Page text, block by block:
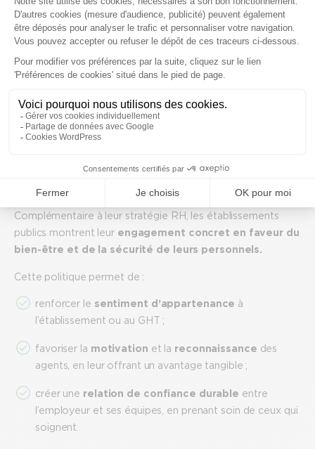
l’offre de soins, cette réforme représente également
l’opportunité de construire une culture commune des
personnels de l’hôpital public. Elle harmonise
notamment les couvertures sociales au sein des GHT
et favorise ainsi la mobilité en son sein.
Un levier de fidélisation efficace et
valorisante pour les agents
En intégrant une offre de Protection Sociale
Complémentaire à leur stratégie RH, les établissements
publics montrent leur engagement concret en faveur du
bien-être et de la sécurité de leurs personnels.
Cette politique permet de :
renforcer le sentiment d’appartenance à
l’établissement ou au GHT ;
favoriser la motivation et la reconnaissance des
agents, en leur offrant un avantage tangible ;
créer une relation de confiance durable entre
l’employeur et ses équipes, en prenant soin de ceux qui
soignent.